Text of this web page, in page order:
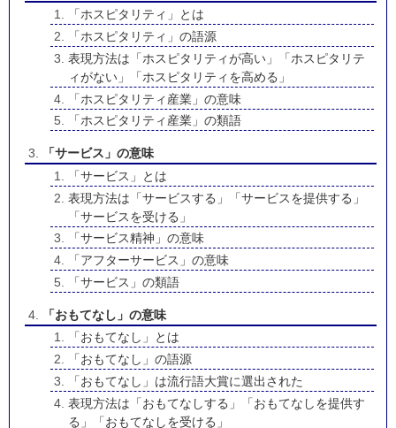
「ホスピタリティ」とは
「ホスピタリティ」の語源
表現方法は「ホスピタリティが高い」「ホスピタリテ
ィがない」「ホスピタリティを高める」
「ホスピタリティ産業」の意味
「ホスピタリティ産業」の類語
「サービス」の意味
「サービス」とは
表現方法は「サービスする」「サービスを提供する」
「サービスを受ける」
「サービス精神」の意味
「アフターサービス」の意味
「サービス」の類語
「おもてなし」の意味
「おもてなし」とは
「おもてなし」の語源
「おもてなし」は流行語大賞に選出された
表現方法は「おもてなしする」「おもてなしを提供す
る」「おもてなしを受ける」